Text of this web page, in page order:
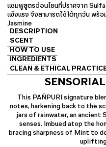
ชิ้น
แชมพูสูตรอ่อนโยนที่ปราศจาก
แข็งแรง จึงสามารถใช้ได้ทุกวัน พ
Jasmine
DESCRIPTION
SCENT
HOW TO USE
INGREDIENTS
CLEAN & ETHICAL
This PAÑPURI signature
notes, harkening back to the
jars of rainwater, an
senses. Imbued atop the
bracing sharpness of Mint to